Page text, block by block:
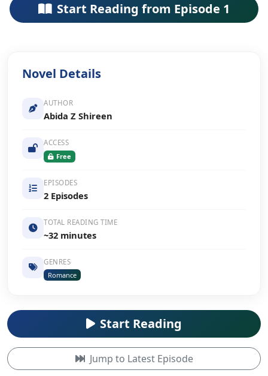
Start Reading from Episode 1
Novel Details
AUTHOR
Abida Z Shireen
ACCESS
Free
EPISODES
2 Episodes
TOTAL READING TIME
~32 minutes
GENRES
Romance
Start Reading
Jump to Latest Episode